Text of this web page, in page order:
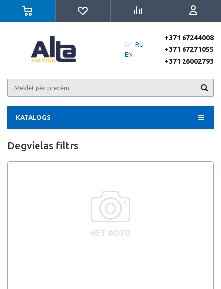
LV RU
EN
+371 67244008
+371 67271055
+371 26002793
KATALOGS
Degvielas filtrs